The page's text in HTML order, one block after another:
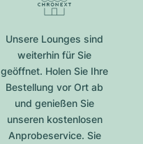
Unsere Lounges sind
weiterhin für Sie
geöffnet. Holen Sie Ihre
Bestellung vor Ort ab
und genießen Sie
unseren kostenlosen
Anprobeservice. Sie